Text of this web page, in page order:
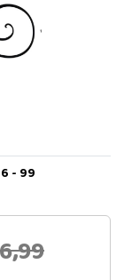
6 - 99